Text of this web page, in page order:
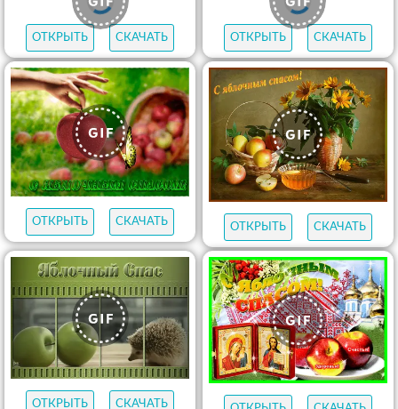
ОТКРЫТЬ
СКАЧАТЬ
ОТКРЫТЬ
СКАЧАТЬ
ОТКРЫТЬ СКАЧАТЬ
ОТКРЫТЬ СКАЧАТЬ